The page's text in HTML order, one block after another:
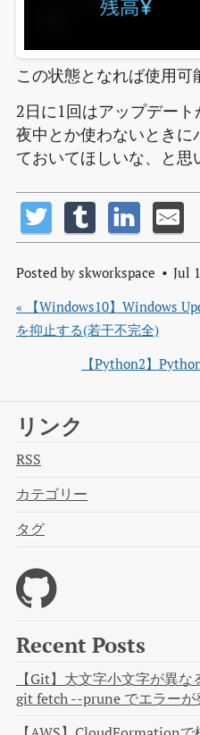
この状態となれば使用可
2日に1回はアップデート
夜中とか使わないときに
ておいてほしいな、と思
Posted by skworkspace Jul
« 【Windows10】Windows
を抑止する(若干不完全)
【Python2】
リンク
RSS
カテゴリー
タグ
Recent Posts
【Git】大文字小文字が異な
git fetch --prune でエラーが